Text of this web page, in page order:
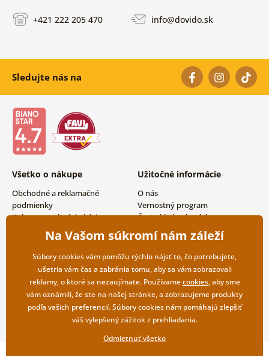
+421 222 205 470 info@dovido.sk
Sledujte nás na
Všetko o nákupe
Obchodné a reklamačné
podmienky
Ochrana osobných údajov
Možnosti dopravy a platby
Vrátenie tovaru
Užitočné informácie
O nás
Vernostný program
Často kladené otázky
Magazín
Kontakty
Veľkoobchodná spolupráca
Na Vašom súkromí nám záleží
Súbory cookies vám pomôžu rýchlo nájsť to, čo potrebujete,
ušetria vám čas a zabránia tomu, aby sa vám zobrazovali
reklamy, o ktoré sa nezaujímate. Používamecookies, aby sme
vám oznámili, že ste na našej stránke, a zobrazujeme produkty
podľa vašich preferencií. Súbory cookies nám pomáhajú zlepšiť
váš vylepšený zážitok z prehliadania.
Odmietnuť všetko